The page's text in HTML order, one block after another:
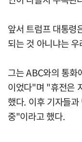
앞서 트럼프 대통령
되는 것 아니냐는
그는 ABC와의 통
이었다"며 "휴전은
했다. 이후 기자들
중"이라고 했다.